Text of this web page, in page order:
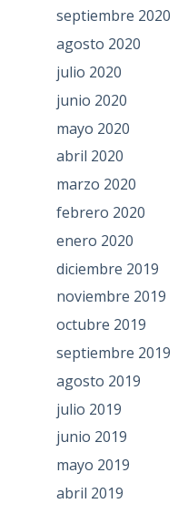
septiembre 2020
agosto 2020
julio 2020
junio 2020
mayo 2020
abril 2020
marzo 2020
febrero 2020
enero 2020
diciembre 2019
noviembre 2019
octubre 2019
septiembre 2019
agosto 2019
julio 2019
junio 2019
mayo 2019
abril 2019